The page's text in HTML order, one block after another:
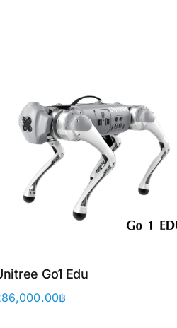
Go1 Edu
฿